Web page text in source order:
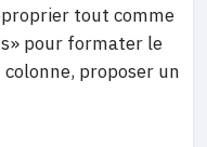
tout comme
pour formater le
proposer un